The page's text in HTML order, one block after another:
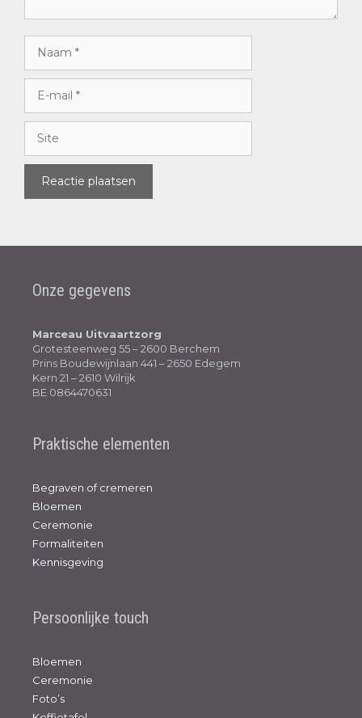
Onze gegevens
Marceau Uitvaartzorg
Grotesteenweg 55 – 2600 Berchem
Prins Boudewijnlaan 441 – 2650 Edegem
Kern 21 – 2610 Wilrijk
BE 0864470631
Praktische elementen
Begraven of cremeren
Bloemen
Ceremonie
Formaliteiten
Kennisgeving
Persoonlijke touch
Bloemen
Ceremonie
Foto’s